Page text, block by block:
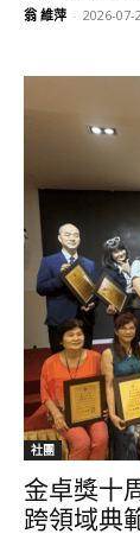
翁 維萍 - 2026-07-
社團
金卓獎十
跨領域典